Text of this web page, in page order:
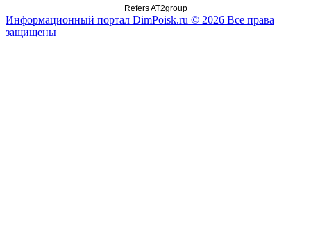
Refers AT2group
Информационный портал DimPoisk.ru © 2026 Все права
защищены